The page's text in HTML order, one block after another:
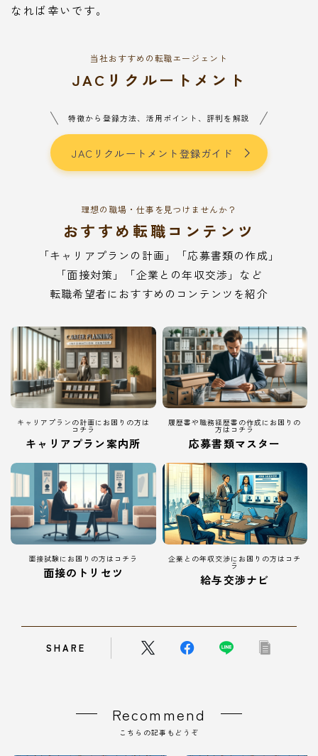
なれば幸いです。
当社おすすめの転職エージェント
JACリクルートメント
特徴から登録方法、活用ポイント、評判を解説
JACリクルートメント登録ガイド
理想の職場・仕事を見つけませんか？
おすすめ転職コンテンツ
「キャリアプランの計画」「応募書類の作成」
「面接対策」「企業との年収交渉」など
転職希望者におすすめのコンテンツを紹介
キャリアプランの計画にお困りの方は
コチラ
キャリアプラン案内所
履歴書や職務経歴書の作成にお困りの
方はコチラ
応募書類マスター
面接試験にお困りの方はコチラ
面接のトリセツ
企業との年収交渉にお困りの方はコチ
ラ
給与交渉ナビ
SHARE
Recommend
こちらの記事もどうぞ